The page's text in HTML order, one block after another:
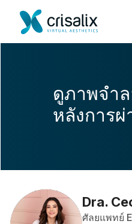
ดูภาพจำ
หลังการผ่
Dra.
ศัลยแพทย์